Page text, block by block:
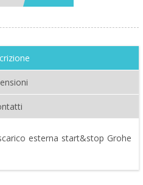
esterna start&stop Grohe